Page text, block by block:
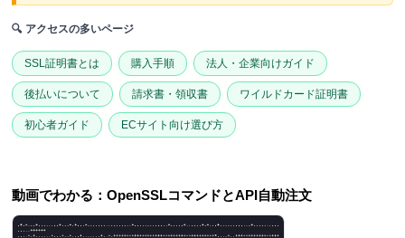
🔍 アクセスの多いページ
SSL証明書とは 購入手順 法人・企業向けガイド
後払いについて 請求書・領収書 ワイルドカード証明書
初心者ガイド ECサイト向け選び方
動画でわかる：OpenSSLコマンドとAPI自動注文